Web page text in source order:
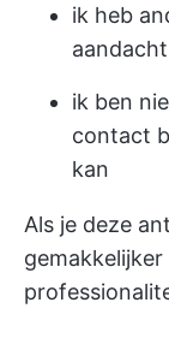
ik heb
ik ben
contact
kan
Als je deze